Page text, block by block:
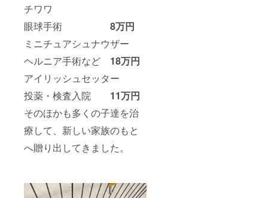
チワワ
眼球手術 8万円
ミニチュアシュナウザー
ヘルニア手術など 18万円
アイリッシュセッター
投薬・検査入院 11万円
そのほかも多くの子達を治
療して、新しい家族のもと
へ贈り出してきました。